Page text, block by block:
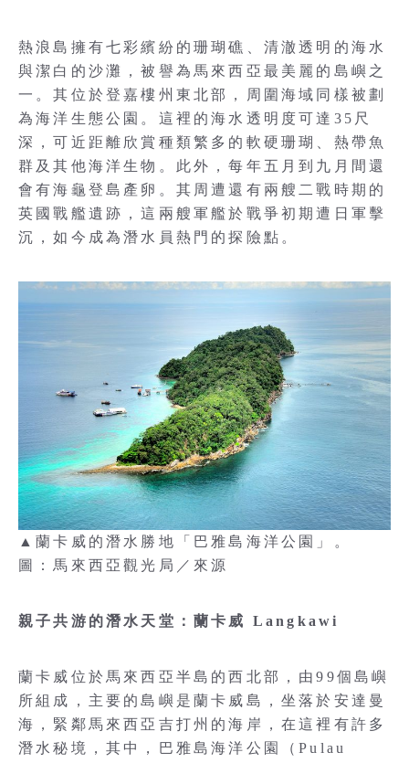
熱浪島擁有七彩繽紛的珊瑚礁、清澈透明的海水
與潔白的沙灘，被譽為馬來西亞最美麗的島嶼之
一。其位於登嘉樓州東北部，周圍海域同樣被劃
為海洋生態公園。這裡的海水透明度可達35尺
深，可近距離欣賞種類繁多的軟硬珊瑚、熱帶魚
群及其他海洋生物。此外，每年五月到九月間還
會有海龜登島產卵。其周遭還有兩艘二戰時期的
英國戰艦遺跡，這兩艘軍艦於戰爭初期遭日軍擊
沉，如今成為潛水員熱門的探險點。
▲蘭卡威的潛水勝地「巴雅島海洋公園」。
圖：馬來西亞觀光局／來源
親子共游的潛水天堂：蘭卡威 Langkawi
蘭卡威位於馬來西亞半島的西北部，由99個島嶼
所組成，主要的島嶼是蘭卡威島，坐落於安達曼
海，緊鄰馬來西亞吉打州的海岸，在這裡有許多
潛水秘境，其中，巴雅島海洋公園（Pulau